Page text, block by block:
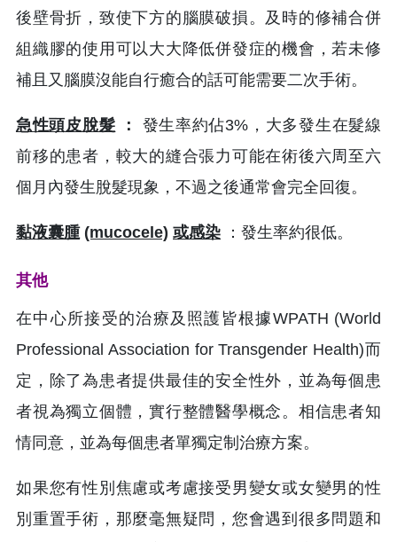
後壁骨折，致使下方的腦膜破損。及時的修補合併
組織膠的使用可以大大降低併發症的機會，若未修
補且又腦膜沒能自行癒合的話可能需要二次手術。
急性頭皮脫髮 ：
發生率約佔3%，大多發生在髮線
前移的患者，較大的縫合張力可能在術後六周至六
個月內發生脫髮現象，不過之後通常會完全回復。
黏液囊腫 (mucocele) 或感染 ：發生率約很低。
其他
在中心所接受的治療及照護皆根據WPATH (World
Professional Association for Transgender Health)而
定，除了為患者提供最佳的安全性外，並為每個患
者視為獨立個體，實行整體醫學概念。相信患者知
情同意，並為每個患者單獨定制治療方案。
如果您有性別焦慮或考慮接受男變女或女變男的性
別重置手術，那麼毫無疑問，您會遇到很多問題和